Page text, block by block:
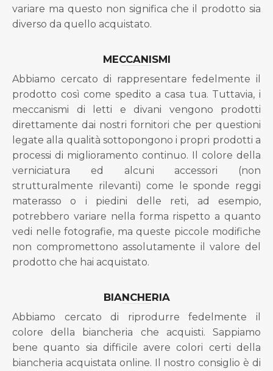
variare ma questo non significa che il prodotto sia
diverso da quello acquistato.
MECCANISMI
Abbiamo cercato di rappresentare fedelmente il
prodotto così come spedito a casa tua. Tuttavia, i
meccanismi di letti e divani vengono prodotti
direttamente dai nostri fornitori che per questioni
legate alla qualità sottopongono i propri prodotti a
processi di miglioramento continuo. Il colore della
verniciatura ed alcuni accessori (non
strutturalmente rilevanti) come le sponde reggi
materasso o i piedini delle reti, ad esempio,
potrebbero variare nella forma rispetto a quanto
vedi nelle fotografie, ma queste piccole modifiche
non compromettono assolutamente il valore del
prodotto che hai acquistato.
BIANCHERIA
Abbiamo cercato di riprodurre fedelmente il
colore della biancheria che acquisti. Sappiamo
bene quanto sia difficile avere colori certi della
biancheria acquistata online. Il nostro consiglio è di